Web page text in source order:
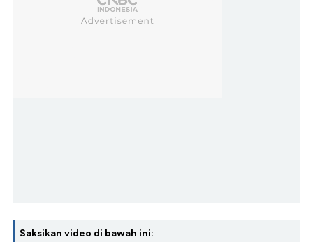
Saksikan video di bawah ini: